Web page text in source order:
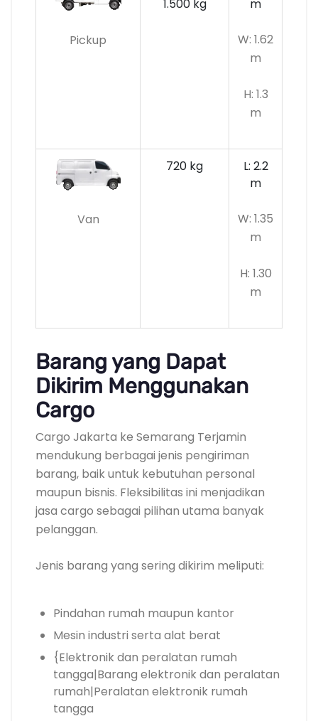
Pickup
1.500 kg m
W: 1.62
m
H: 1.3
m
Van
720 kg
L: 2.2
m
W: 1.35
m
H: 1.30
m
Barang yang Dapat
Dikirim Menggunakan
Cargo
Cargo Jakarta ke Semarang Terjamin
mendukung berbagai jenis pengiriman
barang, baik untuk kebutuhan personal
maupun bisnis. Fleksibilitas ini menjadikan
jasa cargo sebagai pilihan utama banyak
pelanggan.
Jenis barang yang sering dikirim meliputi:
Pindahan rumah maupun kantor
Mesin industri serta alat berat
{Elektronik dan peralatan rumah
tangga|Barang elektronik dan peralatan
rumah|Peralatan elektronik rumah
tangga